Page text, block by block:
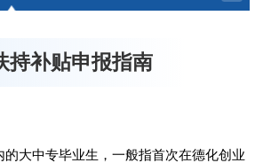
持补贴申报指南
大中专毕业生，一般指首次在德化创业